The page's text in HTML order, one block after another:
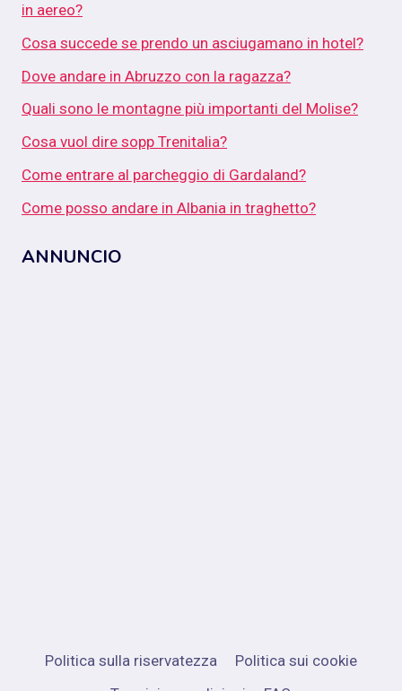
in aereo?
Cosa succede se prendo un asciugamano in hotel?
Dove andare in Abruzzo con la ragazza?
Quali sono le montagne più importanti del Molise?
Cosa vuol dire sopp Trenitalia?
Come entrare al parcheggio di Gardaland?
Come posso andare in Albania in traghetto?
ANNUNCIO
Politica sulla riservatezza
Politica sui cookie